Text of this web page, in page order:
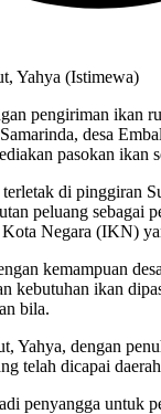
Yahya (Istimewa)
pengiriman ikan
desa
pasokan ikan
di pinggiran
peluang sebagai
Negara (IKN)
kemampuan
kebutuhan ikan
bila.
Yahya, dengan
telah dicapai
penyangga untuk